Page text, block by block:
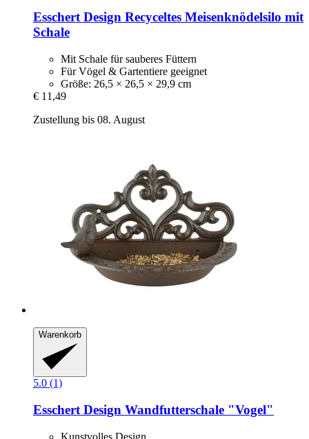
Esschert Design Recyceltes Meisenknödelsilo mit
Schale
Mit Schale für sauberes Füttern
Für Vögel & Gartentiere geeignet
Größe: 26,5 × 26,5 × 29,9 cm
€ 11,49
Zustellung bis 08. August
Warenkorb
5.0 (1)
Esschert Design Wandfutterschale "Vogel"
Kunstvolles Design